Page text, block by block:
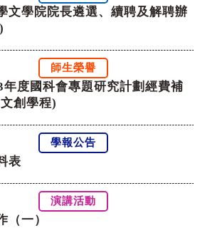
文學院院長遴選、續聘及解聘辦
師生榮譽
年度國科會專題研究計劃經費補
創學程)
學報公告
表
演講活動
（一）